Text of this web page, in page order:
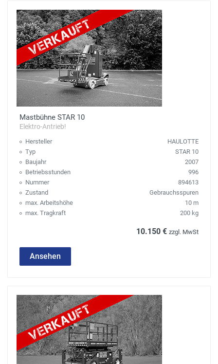
Mastbühne STAR 10
Elektro-Antrieb!
Hersteller
HAULOTTE
Typ
STAR 10
Baujahr
2007
Betriebsstunden
996
Nummer
894613
Zustand
Gebrauchsspuren
max. Arbeitshöhe
10 m
max. Tragkraft
200 kg
10.150 € zzgl. MwSt
Ansehen